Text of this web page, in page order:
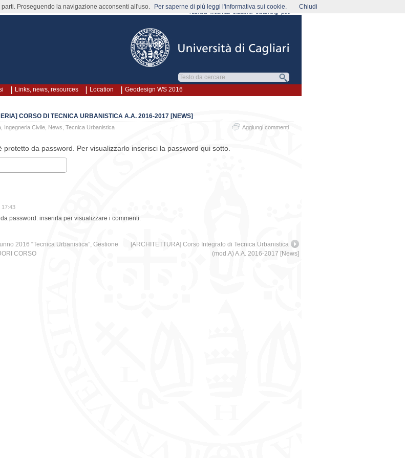
rubrica webmail
Links, news, resources Location Geodesign WS 2016
CORSO DI TECNICA URBANISTICA A.A. 2016-2017 [NEWS]
Ingegneria Civile News Tecnica Urbanistica Aggiungi commenti
protetto da password. Per visualizzarlo inserisci la password qui sotto.
17:43
password: inserirla per visualizzare i commenti.
2016 “Tecnica Urbanistica”, Gestione
CORSO
[ARCHITETTURA] Corso Integrato di Tecnica Urbanistica
(mod.A) A.A. 2016-2017 [News]
Proseguendo la navigazione acconsenti all'uso. Per saperne di più leggi l'informativa sui cookie. Chiudi